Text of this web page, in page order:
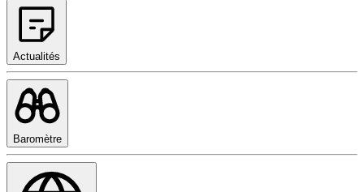
Actualités
Baromètre